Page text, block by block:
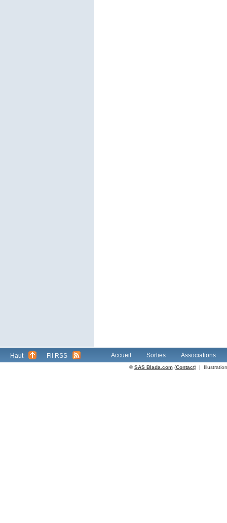
Haut Fil RSS Accueil Sorties Associations
©SAS Blada.com(Contact) |